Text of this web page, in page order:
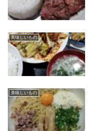
美味しいもの
美味しいもの